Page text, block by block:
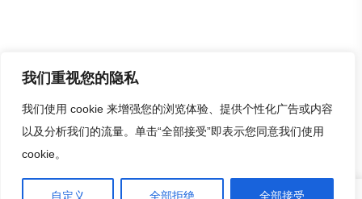
我们重视您的隐私
我们使用 cookie 来增强您的浏览体验、提供个性化广告或内容
以及分析我们的流量。单击“全部接受”即表示您同意我们使用
cookie。
自定义 全部拒绝 全部接受